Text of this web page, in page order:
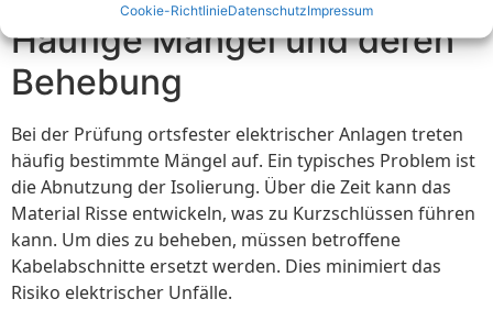
Cookie-RichtlinieDatenschutzImpressum
Häufige Mängel und deren
Behebung
Bei der Prüfung ortsfester elektrischer Anlagen treten
häufig bestimmte Mängel auf. Ein typisches Problem ist
die Abnutzung der Isolierung. Über die Zeit kann das
Material Risse entwickeln, was zu Kurzschlüssen führen
kann. Um dies zu beheben, müssen betroffene
Kabelabschnitte ersetzt werden. Dies minimiert das
Risiko elektrischer Unfälle.